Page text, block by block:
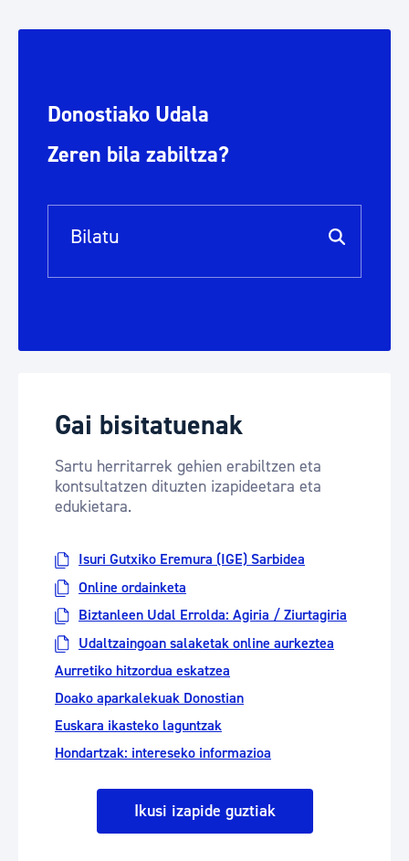
Donostiako Udala
Zeren bila zabiltza?
Bilaketa barra
Gai bisitatuenak
Sartu herritarrek gehien erabiltzen eta
kontsultatzen dituzten izapideetara eta
edukietara.
Isuri Gutxiko Eremura (IGE) Sarbidea
Online ordainketa
Biztanleen Udal Errolda: Agiria / Ziurtagiria
Udaltzaingoan salaketak online aurkeztea
Aurretiko hitzordua eskatzea
Doako aparkalekuak Donostian
Euskara ikasteko laguntzak
Hondartzak: intereseko informazioa
Ikusi izapide guztiak